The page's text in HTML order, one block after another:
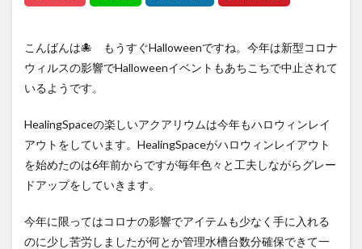
こんばんは🐙 もうすぐHalloweenですね。今年は新型コロナ
ウィルスの影響でHalloweenイベントもあちこちで中止されて
いるようです。
HealingSpaceの楽しいアクアリウムは今年もハロウィンレイ
アウトをしています。HealingSpaceがハロウィンレイアウト
を始めたのは6年前からですが毎年色々と工夫しながらグレー
ドアップをしていきます。
今年に限ってはコロナの影響でアイテムも少なく手に入れる
のに少し苦労しましたが何とか管理水槽台数分確保できて一